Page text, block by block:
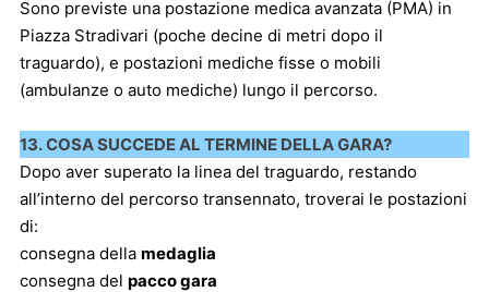
Sono previste una postazione medica avanzata (PMA) in
Piazza Stradivari (poche decine di metri dopo il
traguardo), e postazioni mediche fisse o mobili
(ambulanze o auto mediche) lungo il percorso.
13. COSA SUCCEDE AL TERMINE DELLA GARA?
Dopo aver superato la linea del traguardo, restando
all’interno del percorso transennato, troverai le postazioni
di:
consegna della medaglia
consegna del pacco gara